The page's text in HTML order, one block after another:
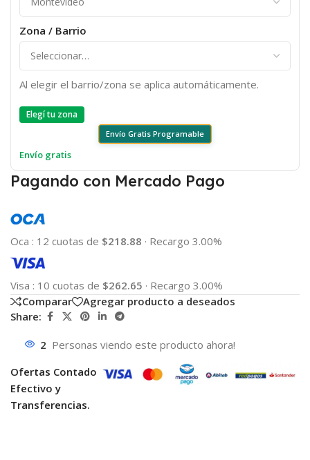
Zona / Barrio
Al elegir el barrio/zona se aplica automáticamente.
Elegí tu zona
Envío Gratis Programable
Envío gratis
Pagando con Mercado Pago
Oca : 12 cuotas de $218.88 · Recargo 3.00%
Visa : 10 cuotas de $262.65 · Recargo 3.00%
Comparar
Agregar producto a deseados
Share:
2 Personas viendo este producto ahora!
Ofertas Contado
Efectivo y
Transferencias.